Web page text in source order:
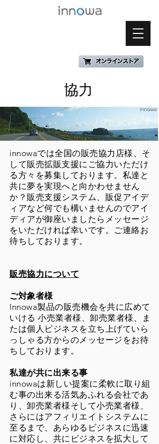
協力
innowaでは全国の販売協力店様、そ
して販売拡販支援にご協力いただけ
る方々を募集しております。私達と
共に夢を実現へと向かわせません
か？販売支援システム、販促アイデ
ィアなど何でも構いませんのでアイ
ディアが御座いましたらメッセージ
をいただければ幸いです。ご連絡お
待ちしております。
販売協力について
ご対象者様
Innowa製品の販売機会を共に広めて
いける 小売業者様、卸売業者様、ま
たは個人ビジネスを立ち上げていら
っしゃる方からのメッセージをお待
ちしております。
私達が共に出来る事
innowaは新しい提案に柔軟に取り組
む事の出来る活気あふれる会社であ
り、卸売業者様そして小売業者様、
さらにはアフィリエイトシステムに
至るまで、あらゆるビジネスに迅速
に対応し、共にビジネスを拡大して